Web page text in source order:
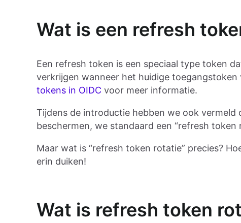
Wat is een refresh
Een refresh token is een speciaal type token
verkrijgen wanneer het huidige
tokens in OIDC voor meer informatie.
Tijdens de introductie hebben we ook
beschermen, we standaard een “refresh
Maar wat is “refresh token rotatie” precies?
erin duiken!
Wat is refresh token